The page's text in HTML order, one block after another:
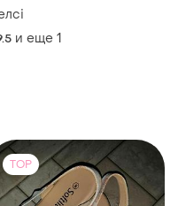
и еще 1
TOP